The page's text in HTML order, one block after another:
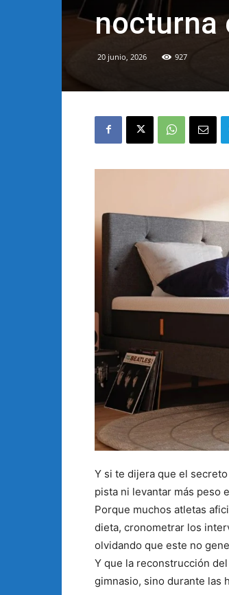
nocturna
20 junio, 2026 927
Y si te dijera que el
pista ni levantar más peso
Porque muchos atletas
dieta, cronometrar los
olvidando que este no
Y que la reconstrucción
gimnasio, sino durante las